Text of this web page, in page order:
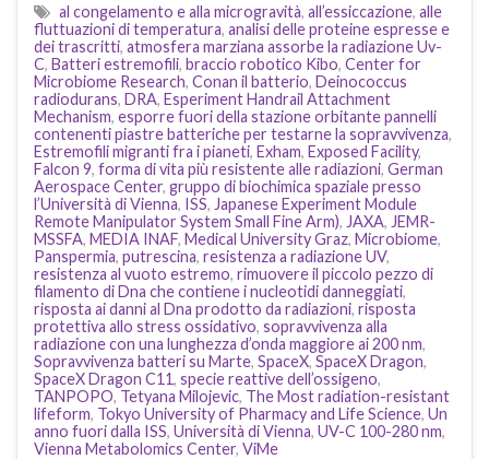
al congelamento e alla microgravità, all’essiccazione, alle
fluttuazioni di temperatura, analisi delle proteine espresse e
dei trascritti, atmosfera marziana assorbe la radiazione Uv-
C, Batteri estremofili, braccio robotico Kibo, Center for
Microbiome Research, Conan il batterio, Deinococcus
radiodurans, DRA, Esperiment Handrail Attachment
Mechanism, esporre fuori della stazione orbitante pannelli
contenenti piastre batteriche per testarne la sopravvivenza,
Estremofili migranti fra i pianeti, Exham, Exposed Facility,
Falcon 9, forma di vita più resistente alle radiazioni, German
Aerospace Center, gruppo di biochimica spaziale presso
l’Università di Vienna, ISS, Japanese Experiment Module
Remote Manipulator System Small Fine Arm), JAXA, JEMR-
MSSFA, MEDIA INAF, Medical University Graz, Microbiome,
Panspermia, putrescina, resistenza a radiazione UV,
resistenza al vuoto estremo, rimuovere il piccolo pezzo di
filamento di Dna che contiene i nucleotidi danneggiati,
risposta ai danni al Dna prodotto da radiazioni, risposta
protettiva allo stress ossidativo, sopravvivenza alla
radiazione con una lunghezza d’onda maggiore ai 200 nm,
Sopravvivenza batteri su Marte, SpaceX, SpaceX Dragon,
SpaceX Dragon C11, specie reattive dell’ossigeno,
TANPOPO, Tetyana Milojevic, The Most radiation-resistant
lifeform, Tokyo University of Pharmacy and Life Science, Un
anno fuori dalla ISS, Università di Vienna, UV-C 100-280 nm,
Vienna Metabolomics Center, ViMe